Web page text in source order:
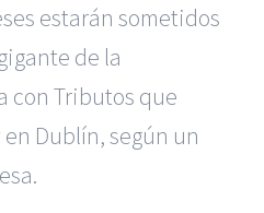
estarán sometidos
de la
con Tributos que
Dublín, según un